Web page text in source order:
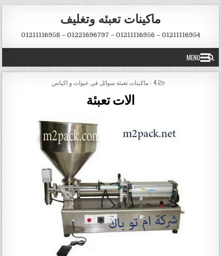
Skip to content
ماكينات تعبئه وتغليف
01211116954 – 01211116956 – 01221696797 – 01211116958
MENU
POSTED IN
4 - ماكينات تعبئة سوائل في عبوات و اكياس
الات تعبئة